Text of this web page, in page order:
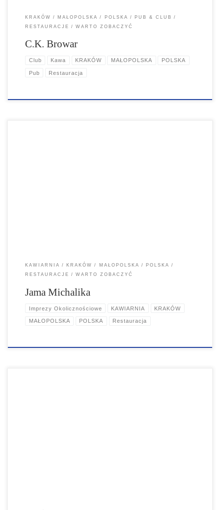
KRAKÓW MAŁOPOLSKA POLSKA
PUB & CLUB
RESTAURACJE
WARTO ZOBACZYĆ
C.K. Browar
Club Kawa KRAKÓW MAŁOPOLSKA POLSKA
Pub Restauracja
KAWIARNIA KRAKÓW MAŁOPOLSKA
POLSKA
RESTAURACJE
WARTO ZOBACZYĆ
Jama Michalika
Imprezy Okolicznościowe KAWIARNIA KRAKÓW
MAŁOPOLSKA POLSKA Restauracja